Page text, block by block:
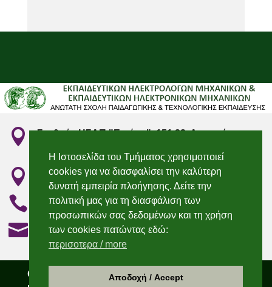

Σταθμός ΗΣΑΠ "Ειρήνη", 151 22, Αμαρούσιο
 "Irini" Metro station, 151 22, Marousi, Attiki
 210 2896736 & 210 2896750
 elecengedu@aspete.gr
Copyright 2021 – Τμήμα Εκπαιδευτικών
Η Ιστοσελίδα του Τμήματος χρησιμοποιεί
cookies για να διασφαλίσει την καλύτερη
δυνατή εμπειρία πλοήγησης. Δείτε την
πολιτική μας για τη διασφάλιση των
προσωπικών σας δεδομένων και τη χρήση
των cookies πατώντας εδώ:
περισοτερα / more
Αποδοχή / Accept